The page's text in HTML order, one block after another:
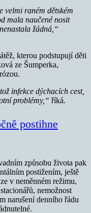
velmi raném dětském
mala naučené nosit
žádná,“
kterou podstupují děti
ze Šumperka,
infekce dýchacích cest,
problémy,“ říká.
postihne
způsobu života pak
postižením, ještě
v neměnném režimu,
nemožnost
narušení denního řádu